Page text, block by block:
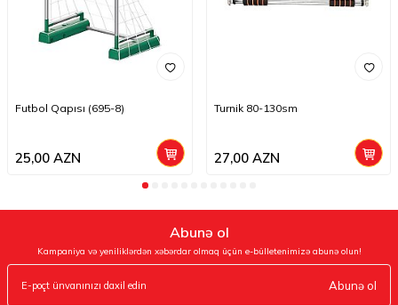
Futbol Qapısı (695-8)
25,00 AZN
Turnik 80-130sm
27,00AZN
Abunə ol
Kampaniya və yeniliklərdən xəbərdar olmaq üçün e-bülletenimizə abunə olun!
Abunə ol